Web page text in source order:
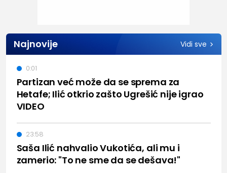
Najnovije Vidi sve
Partizan već može da se sprema za
Hetafe; Ilić otkrio zašto Ugrešić nije igrao
VIDEO
0:01
Saša Ilić nahvalio Vukotića, ali mu i
zamerio: "To ne sme da se dešava!"
23:58